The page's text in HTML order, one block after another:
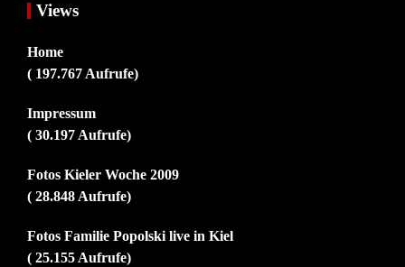
Views
Home
( 197.767 Aufrufe)
Impressum
( 30.197 Aufrufe)
Fotos Kieler Woche 2009
( 28.848 Aufrufe)
Fotos Familie Popolski live in Kiel
( 25.155 Aufrufe)